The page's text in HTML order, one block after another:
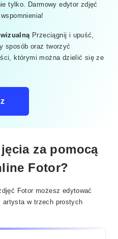
tylko. Darmowy edytor zdjęć
Przeciągnij i upuść,
sposób oraz tworzyć
którymi można dzielić się ze
za pomocą
Fotor?
Fotor możesz edytować
artysta w trzech prostych